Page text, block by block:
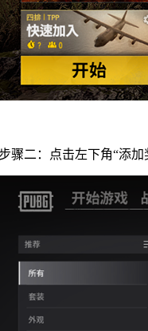
步骤二：点击左下角“添加